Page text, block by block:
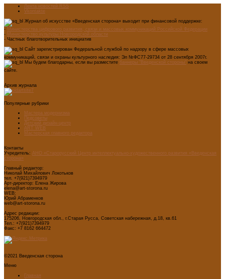
Лента новостей RSS
Vkontakte
Журнал об искусстве «Введенская сторона» выходит при финансовой поддержке:
- Министерства цифрового развития, связи и массовых коммуникаций Российской Федерации
- Министерство культуры Новгородской области
- Частных благотворительных инициатив
Сайт зарегистрирован Федеральной службой по надзору в сфере массовых
коммуникаций, связи и охраны культурного наследия: Эл №ФС77-29734 от 28 сентября 2007г.
Мы будем благодарны, если вы разместите баннеры "Введенской стороны" на своем
сайте.
Архив журнала
Популярные рубрики
Мастера модернизма
Педсоветы
Детский дизайн-центр
ART WEB
Мастерская главного редактора
Контакты
Учредитель: АНО «Старорусский Центр интеллектуально-художественного развития «Введенская
сторона»
Главный редактор:
Николай Михайлович Локотьков
тел. +7(921)7394979
Арт-директор: Елена Жирова
elena@art-storona.ru
WEB:
Юрий Абраменков
web@art-storona.ru
Адрес редакции:
175206, Новгородская обл., г.Старая Русса, Советская набережная, д.18, кв.61
Тел.: +7(921)7394979
Факс: +7 8162 664472
©2021 Введенская сторона
Меню
Главная